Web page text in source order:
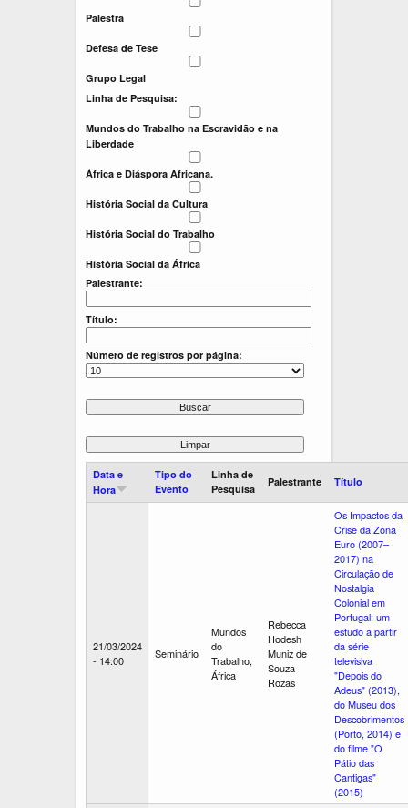
Palestra
Defesa de Tese
Grupo Legal
Linha de Pesquisa:
Mundos do Trabalho na Escravidão e na
Liberdade
África e Diáspora Africana.
História Social da Cultura
História Social do Trabalho
História Social da África
Palestrante:
Título:
Número de registros por página:
Data e
Hora
Tipo do
Evento
Linha de
Pesquisa
Palestrante Título
21/03/2024
- 14:00
Seminário
Mundos
do
Trabalho,
África
Rebecca
Hodesh
Muniz de
Souza
Rozas
Os Impactos da
Crise da Zona
Euro (2007–
2017) na
Circulação de
Nostalgia
Colonial em
Portugal: um
estudo a partir
da série
televisiva
"Depois do
Adeus" (2013),
do Museu dos
Descobrimentos
(Porto, 2014) e
do filme "O
Pátio das
Cantigas"
(2015)